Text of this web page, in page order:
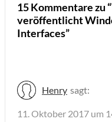
15 Kommentare zu
veröffentlicht
Interfaces”
Henry sagt:
11. Oktober 2017 um